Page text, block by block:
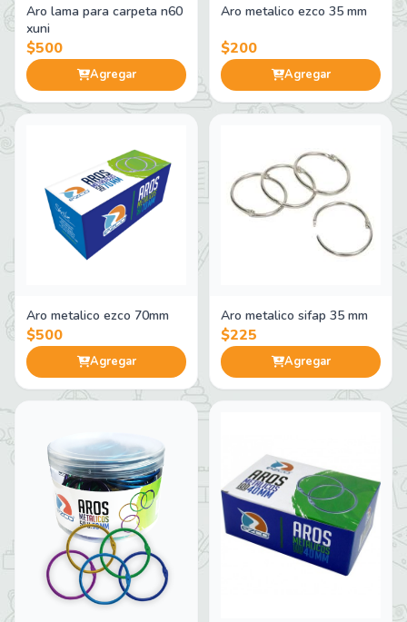
Aro lama para carpeta n60
xuni
$500
Agregar
Aro metalico ezco 35 mm
$200
Agregar
Aro metalico ezco 70mm
$500
Agregar
Aro metalico sifap 35 mm
$225
Agregar